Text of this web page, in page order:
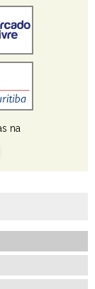
na